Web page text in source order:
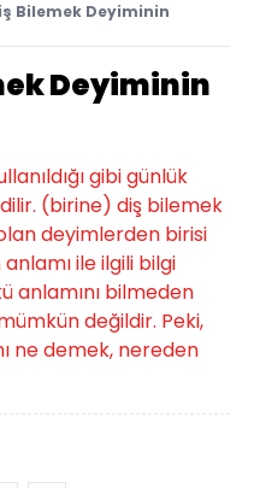
Bilemek Deyiminin
Deyiminin
gibi günlük
(birine) diş bilemek
deyimlerden birisi
ile ilgili bilgi
anlamını bilmeden
değildir. Peki,
ne demek, nereden